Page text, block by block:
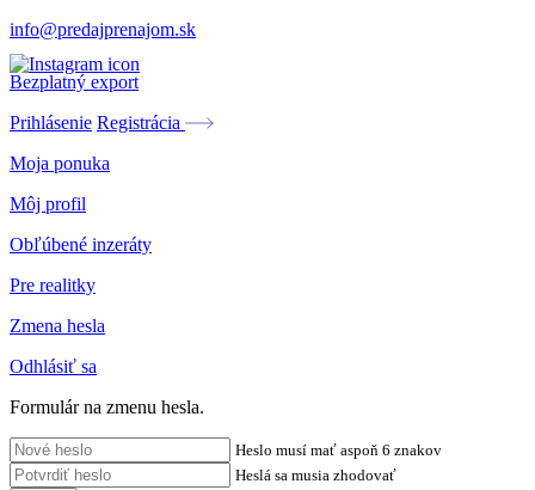
info@predajprenajom.sk
Bezplatný export
Prihlásenie Registrácia
Moja ponuka
Môj profil
Obľúbené inzeráty
Pre realitky
Zmena hesla
Odhlásiť sa
Formulár na zmenu hesla.
Heslo musí mať aspoň 6 znakov
Heslá sa musia zhodovať